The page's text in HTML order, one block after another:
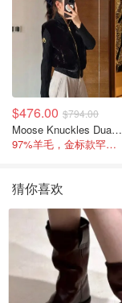
$476.00 $794.00
Moose Knuckles Dua Bunny 羊毛混纺针织夹克
97%羊毛，金标款罕见打折
猜你喜欢